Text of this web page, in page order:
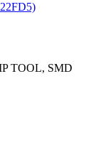
TOOL, SMD